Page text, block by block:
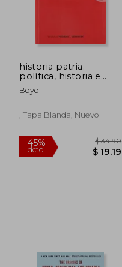
historia patria.
política, historia e
identidad nacional en
españa: 1875-1975 (r)
Boyd
, Tapa Blanda, Nuevo